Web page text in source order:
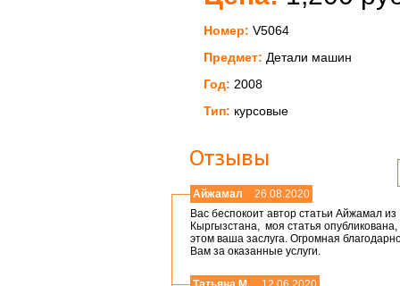
Номер: V5064
Предмет: Детали машин
Год: 2008
Тип: курсовые
Отзывы
Айжамал
26.08.2020
Вас беспокоит автор статьи Айжамал из
Кыргызстана, моя статья опубликована,
этом ваша заслуга. Огромная
Вам за оказанные услуги.